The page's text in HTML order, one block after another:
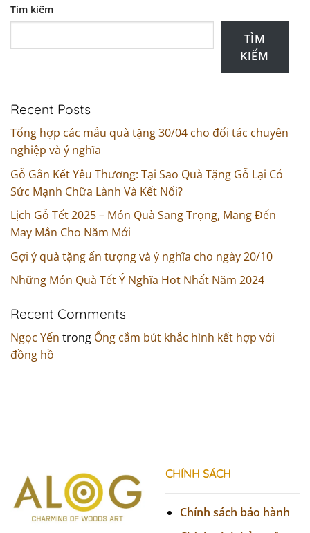
Tìm kiếm
TÌM
KIẾM
Recent Posts
Tổng hợp các mẫu quà tặng 30/04 cho đối tác chuyên
nghiệp và ý nghĩa
Gỗ Gắn Kết Yêu Thương: Tại Sao Quà Tặng Gỗ Lại Có
Sức Mạnh Chữa Lành Và Kết Nối?
Lịch Gỗ Tết 2025 – Món Quà Sang Trọng, Mang Đến
May Mắn Cho Năm Mới
Gợi ý quà tặng ấn tượng và ý nghĩa cho ngày 20/10
Những Món Quà Tết Ý Nghĩa Hot Nhất Năm 2024
Recent Comments
Ngọc Yến trong Ống cắm bút khắc hình kết hợp với
đồng hồ
CHÍNH SÁCH
Chính sách bảo hành